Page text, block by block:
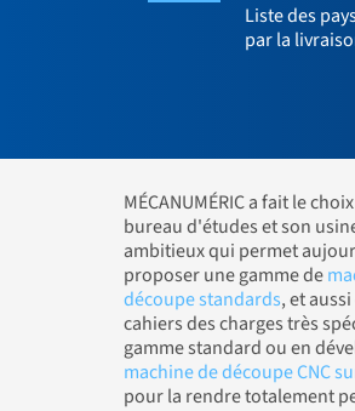
Liste des
par la
MÉCANUMÉRIC a fait le
bureau d'études et son
ambitieux qui permet
proposer une gamme de
découpe standards, et
cahiers des charges très
gamme standard ou en
machine de découpe CNC
pour la rendre totalement